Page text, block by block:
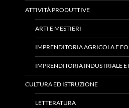
ATTIVITÀ PRODUTTIVE
ARTI E MESTIERI
IMPRENDITORIA AGRICOLA E
IMPRENDITORIA INDUSTRIALE E
CULTURA ED ISTRUZIONE
LETTERATURA